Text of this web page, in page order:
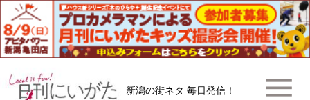
新潟の街ネタ 毎日発信！